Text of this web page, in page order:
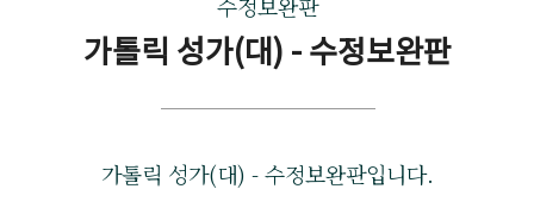
가톨릭 성가(대) - 수정보완판
가톨릭 성가(대) - 수정보완판입니다.